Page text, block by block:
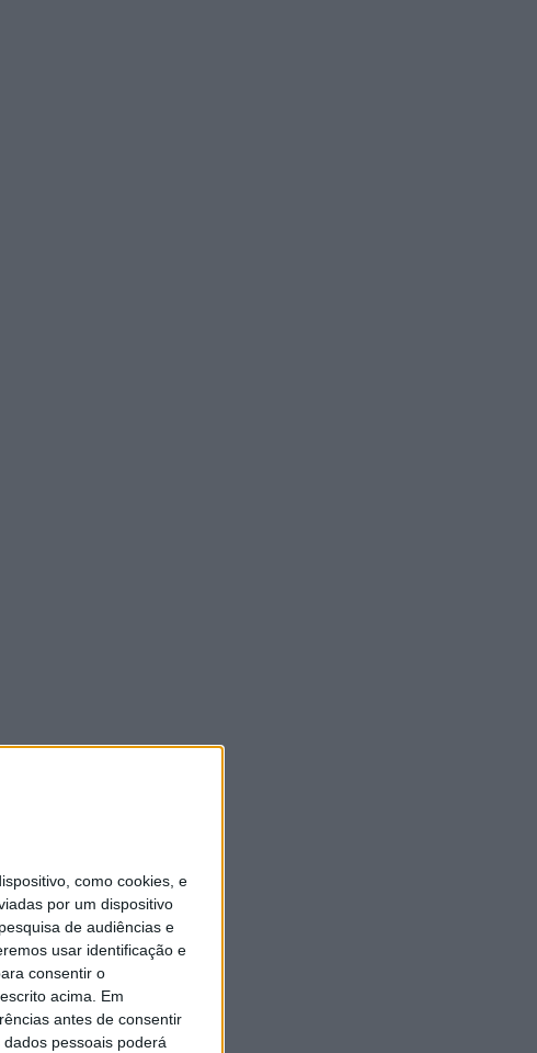
como cookies, e
por um dispositivo
de audiências e
usar identificação e
consentir o
acima. Em
antes de consentir
pessoais poderá